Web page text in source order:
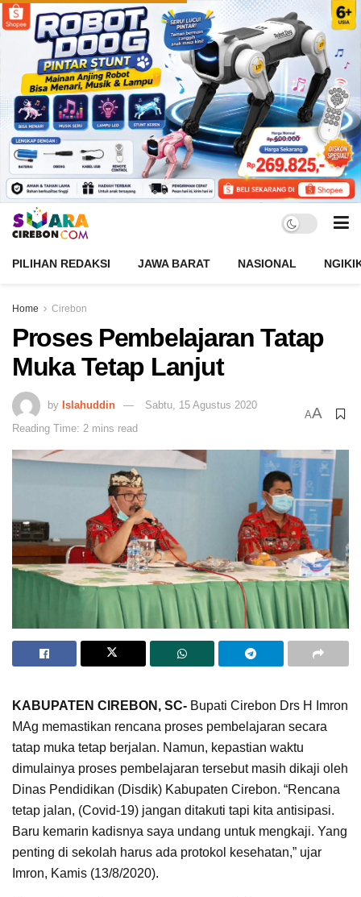
PILIHAN REDAKSI JAWA BARAT NASIONAL
Home Cirebon
Proses Pembelajaran Tatap
Muka Tetap Lanjut
by Islahuddin
Sabtu, 15 Agustus 2020
Reading Time: 2 mins read
AA
KABUPATEN CIREBON, SC- Bupati Cirebon Drs H Imron
MAg memastikan rencana proses pembelajaran secara
tatap muka tetap berjalan. Namun, kepastian waktu
dimulainya proses pembelajaran tersebut masih dikaji oleh
Dinas Pendidikan (Disdik) Kabupaten Cirebon. “Rencana
tetap jalan, (Covid-19) jangan ditakuti tapi kita antisipasi.
Baru kemarin kadisnya saya undang untuk mengkaji. Yang
penting di sekolah harus ada protokol kesehatan,” ujar
Imron, Kamis (13/8/2020).